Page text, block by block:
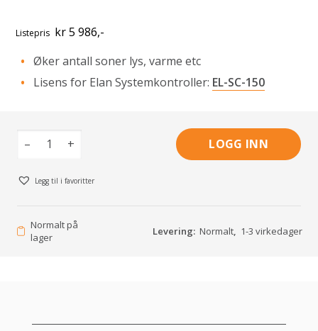
Listepris kr 5 986,-
Øker antall soner lys, varme etc
Lisens for Elan Systemkontroller: EL-SC-150
– + LOGG INN
Legg til i favoritter
Normalt på
lager
Levering: Normalt, 1-3 virkedager